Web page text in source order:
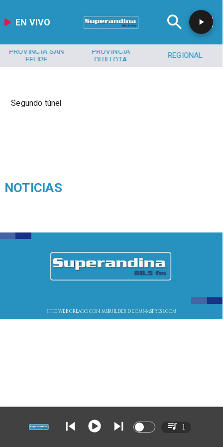
EN VIVO
PROVINCIA SAN
FELIPE
PROVINCIA
QUILLOTA
REGIONAL
Segundo túnel
NOTICIAS
SITIO WEB CREADO CON MSBUILDER DE CMS-MSPRESS.COM
1